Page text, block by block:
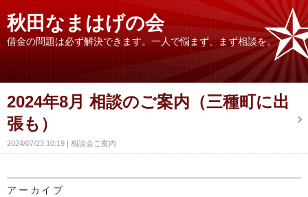
秋田なまはげの会
借金の問題は必ず解決できます。一人で悩まず、まず相談を。
2024年8月 相談のご案内（三種町に出
張も）
2024/07/23 10:19 相談会ご案内
アーカイブ